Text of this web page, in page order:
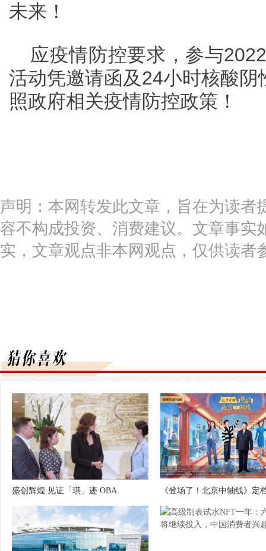
未来！
应疫情防控要求，参与
活动凭邀请函及24小时核酸
照政府相关疫情防控政策！
声明：本网转发此文章，旨在为读者
容不构成投资、消费建议。文章事实
实，文章观点非本网观点，仅供读者
盛创辉煌 见证「琪」迹 OBA 《登场了！北京中轴线》定